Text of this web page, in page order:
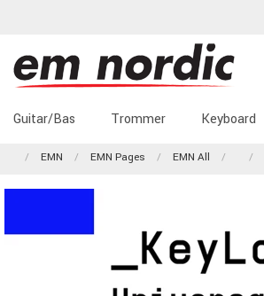
Guitar/Bas Trommer Keyboard
EMN EMN Pages EMN All